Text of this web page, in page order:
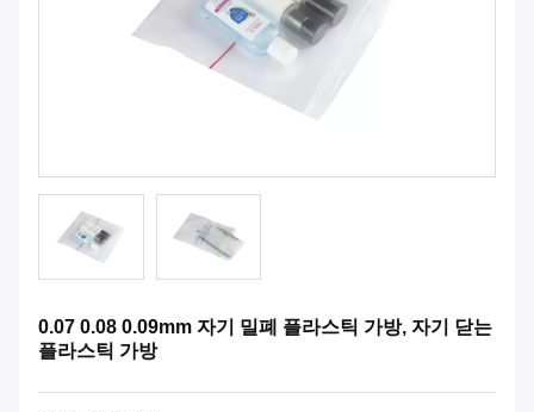
0.07 0.08 0.09mm 자기 밀폐 플라스틱 가방, 자기 닫는
플라스틱 가방